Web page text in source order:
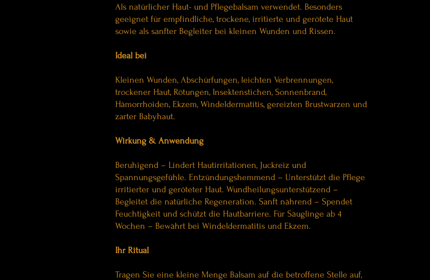
Als natürlicher Haut- und Pflegebalsam verwendet. Besonders
geeignet für empfindliche, trockene, irritierte und gerötete Haut
sowie als sanfter Begleiter bei kleinen Wunden und Rissen.
Ideal bei
Kleinen Wunden, Abschürfungen, leichten Verbrennungen,
trockener Haut, Rötungen, Insektenstichen, Sonnenbrand,
Hämorrhoiden, Ekzem, Windeldermatitis, gereizten Brustwarzen und
zarter Babyhaut.
Wirkung & Anwendung
Beruhigend – Lindert Hautirritationen, Juckreiz und
Spannungsgefühle. Entzündungshemmend – Unterstützt die Pflege
irritierter und geröteter Haut. Wundheilungsunterstützend –
Begleitet die natürliche Regeneration. Sanft nährend – Spendet
Feuchtigkeit und schützt die Hautbarriere. Für Säuglinge ab 4
Wochen – Bewährt bei Windeldermatitis und Ekzem.
Ihr Ritual
Tragen Sie eine kleine Menge Balsam auf die betroffene Stelle auf,